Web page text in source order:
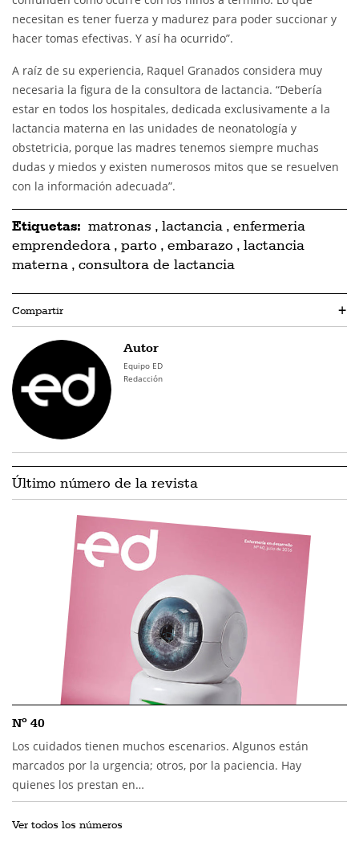
necesitan es tener fuerza y madurez para poder succionar y
hacer tomas efectivas. Y así ha ocurrido”.
A raíz de su experiencia, Raquel Granados considera muy
necesaria la figura de la consultora de lactancia. “Debería
estar en todos los hospitales, dedicada exclusivamente a la
lactancia materna en las unidades de neonatología y
obstetricia, porque las madres tenemos siempre muchas
dudas y miedos y existen numerosos mitos que se resuelven
con la información adecuada”.
Etiquetas: matronas , lactancia , enfermeria
emprendedora , parto , embarazo , lactancia
materna , consultora de lactancia
Compartir +
Autor
Equipo ED
Redacción
Último número de la revista
Nº 40
Los cuidados tienen muchos escenarios. Algunos están
marcados por la urgencia; otros, por la paciencia. Hay
quienes los prestan en…
Ver todos los números